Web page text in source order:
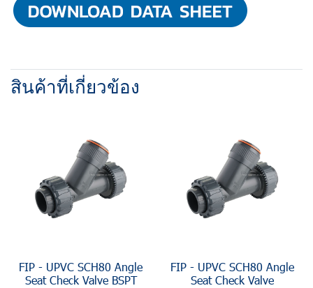
สินค้าที่เกี่ยวข้อง
FIP - UPVC SCH80 Angle
Seat Check Valve BSPT
FIP - UPVC SCH80 Angle
Seat Check Valve